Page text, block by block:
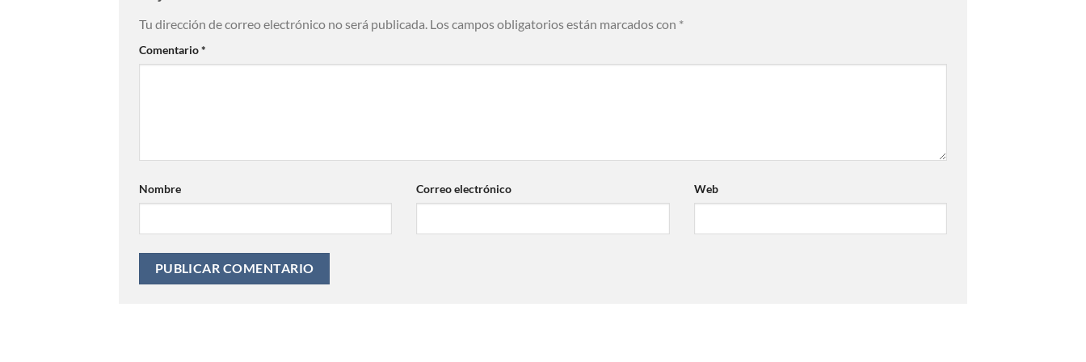
Tu dirección de correo electrónico no será publicada. Los campos obligatorios están marcados con *
Comentario*
Nombre Correo electrónico Web